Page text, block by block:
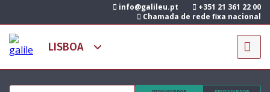
info@galileu.pt
+351 21 361 22 00
Chamada de rede fixa nacional